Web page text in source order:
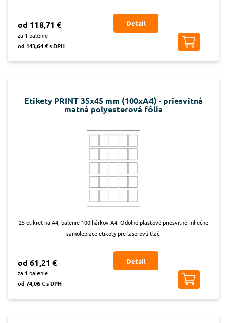
od 118,71 €
za 1 balenie
od 143,64 € s DPH
Detail
Etikety PRINT 35x45 mm (100xA4) - priesvitná
matná polyesterová fólia
25 etikiet na A4, balenie 100 hárkov A4. Odolné plastové priesvitné mliečne
samolepiace etikety pre laserovú tlač.
od 61,21 €
za 1 balenie
od 74,06 € s DPH
Detail